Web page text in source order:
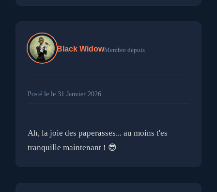
Black WidowMembre depuis
Posté le le 31 Janvier 2026
Ah, la joie des paperasses... au moins t'es